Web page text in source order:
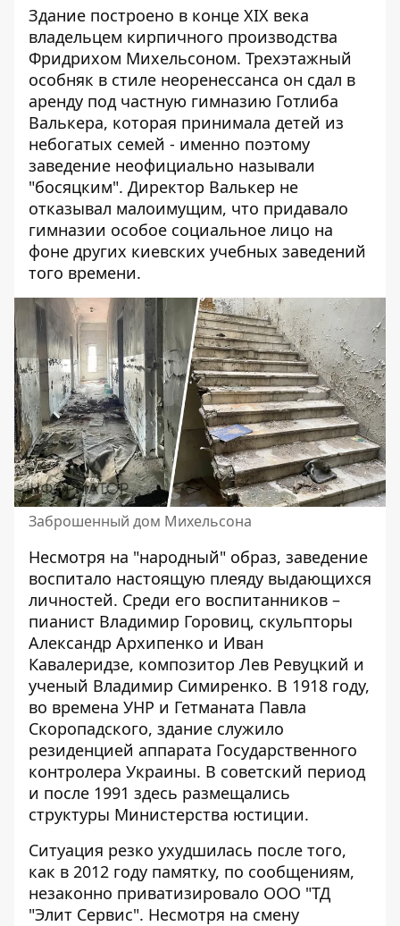
Здание построено в конце XIX века
владельцем кирпичного производства
Фридрихом Михельсоном. Трехэтажный
особняк в стиле неоренессанса он сдал в
аренду под частную гимназию Готлиба
Валькера, которая принимала детей из
небогатых семей - именно поэтому
заведение неофициально называли
"босяцким". Директор Валькер не
отказывал малоимущим, что придавало
гимназии особое социальное лицо на
фоне других киевских учебных заведений
того времени.
Заброшенный дом Михельсона
Несмотря на "народный" образ, заведение
воспитало настоящую плеяду выдающихся
личностей. Среди его воспитанников –
пианист Владимир Горовиц, скульпторы
Александр Архипенко и Иван
Кавалеридзе, композитор Лев Ревуцкий и
ученый Владимир Симиренко. В 1918 году,
во времена УНР и Гетманата Павла
Скоропадского, здание служило
резиденцией аппарата Государственного
контролера Украины. В советский период
и после 1991 здесь размещались
структуры Министерства юстиции.
Ситуация резко ухудшилась после того,
как в 2012 году памятку, по сообщениям,
незаконно приватизировало ООО "ТД
"Элит Сервис". Несмотря на смену